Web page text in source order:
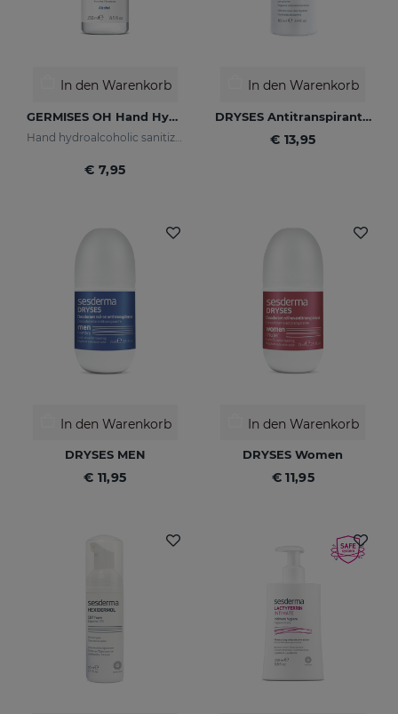
In den Warenkorb
GERMISES OH Hand Hydroalcoholic Gel 250ml
€ 7,95
In den Warenkorb
DRYSES Antitranspirant-Lösung
€ 13,95
In den Warenkorb
DRYSES MEN
€ 11,95
In den Warenkorb
DRYSES Women
€ 11,95